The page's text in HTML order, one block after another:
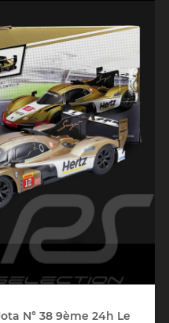
N° 38 9ème 24h Le